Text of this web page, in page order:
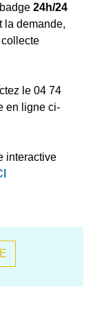
24h/24
la demande,
le 04 74
en ligne ci-
interactive